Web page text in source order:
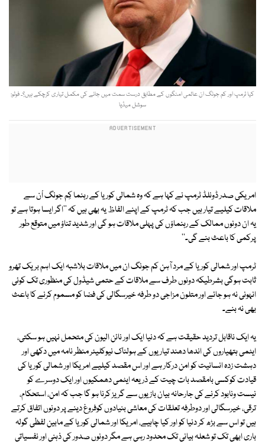
کیا ٹرمپ اور کم جونگ ان عالمی امنگوں کے مطابق درست سمت میں جانے کی مکمل تیاری کرچکے ہیں؟۔ فوٹو:
سوشل میڈیا
امریکی صدر ڈونلڈ ٹرمپ نے کہا ہے کہ وہ شمالی کوریا کے رہنما کِم جونگ اْن سے
ملاقات کیلیے تیار ہیں جب کہ ٹرمپ کے اپنے الفاظ یہ بھی ہیں کہ ''اگر ایسا ہوتا ہے تو
یہ ان دونوں ممالک کے رہنماؤں کی پہلی ملاقات ہو گی اور شدید تناؤ میں متوقع طور
پرکمی کا باعث بنے گی۔''
ٹرمپ اور شمالی کوریا کے مرد آہن کم جونگ ان میں ملاقات بلاشبہ ایک اہم بریک تھرو
ثابت ہوگی بشرطیکہ دونوں طرف سے ملاقات کے حتمی شیڈول کی منظوری تک کوئی
انہونی نہ ہو جائے اور متلون مزاجی دو طرفہ خیرسگالی کی فضا کو مسموم کرنے کا باعث
بھی نہ بنے۔
یہ ایک ناقابل تردید حقیقت ہے کہ دنیا ایک اور نائن الیون کی متحمل نہیں ہو سکتی،
ایٹمی ہتھیاروں کی اندھا دھند تیاریوں کے ہولناک نیوکلیئر منظر نامہ میں دکھی اور
دہشت زدہ انسانیت کو امن درکار ہے اور اس مقصد کیلیے امریکا اور شمالی کوریا کی
قیادت کوکسی بامقصد بات چیت کے ذریعہ ایٹمی دھمکیوں اور ایک دوسرے کو
نیست ونابود کرنے کی جارحانہ بیان بازیوں سے گریز کرنا ہو گا جب کہ امن، استحکام،
ترقی، خیرسگالی اور دوطرفہ تعلقات کی معاشی بنیادوں کوفروغ دینے پر دونوں اتفاق کرتے
ہیں تو اس سے بڑھ کر دنیا کو اور کیا چاہیے، امریکا اور شمالی کوریا کے مابین لفظی گولہ
باری ابھی تک تو شعلہ بیانی تک محدود رہی ہے مگر دونوں صدور کی ذہنی اور نفسیاتی